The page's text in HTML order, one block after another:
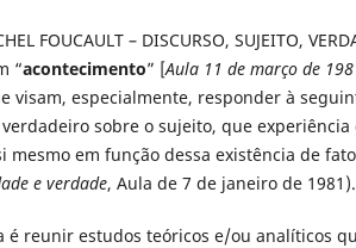
FOUCAULT – DISCURSO, SUJEITO,
“acontecimento” [Aula 11 de março de
visam, especialmente, responder à
sobre o sujeito, que
mesmo em função dessa existência de
e verdade, Aula de 7 de janeiro de 1981).
é reunir estudos teóricos e/ou analíticos